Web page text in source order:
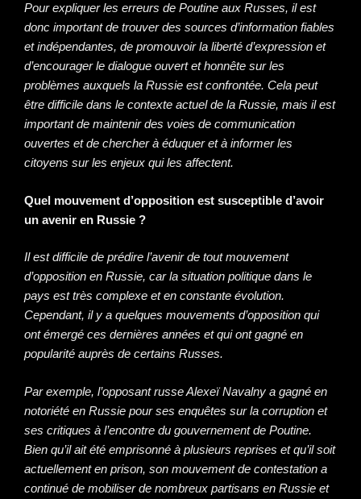
Pour expliquer les erreurs de Poutine aux Russes, il est
donc important de trouver des sources d’information fiables
et indépendantes, de promouvoir la liberté d’expression et
d’encourager le dialogue ouvert et honnête sur les
problèmes auxquels la Russie est confrontée. Cela peut
être difficile dans le contexte actuel de la Russie, mais il est
important de maintenir des voies de communication
ouvertes et de chercher à éduquer et à informer les
citoyens sur les enjeux qui les affectent.
Quel mouvement d’opposition est susceptible d’avoir
un avenir en Russie ?
Il est difficile de prédire l’avenir de tout mouvement
d’opposition en Russie, car la situation politique dans le
pays est très complexe et en constante évolution.
Cependant, il y a quelques mouvements d’opposition qui
ont émergé ces dernières années et qui ont gagné en
popularité auprès de certains Russes.
Par exemple, l’opposant russe Alexeï Navalny a gagné en
notoriété en Russie pour ses enquêtes sur la corruption et
ses critiques à l’encontre du gouvernement de Poutine.
Bien qu’il ait été emprisonné à plusieurs reprises et qu’il soit
actuellement en prison, son mouvement de contestation a
continué de mobiliser de nombreux partisans en Russie et